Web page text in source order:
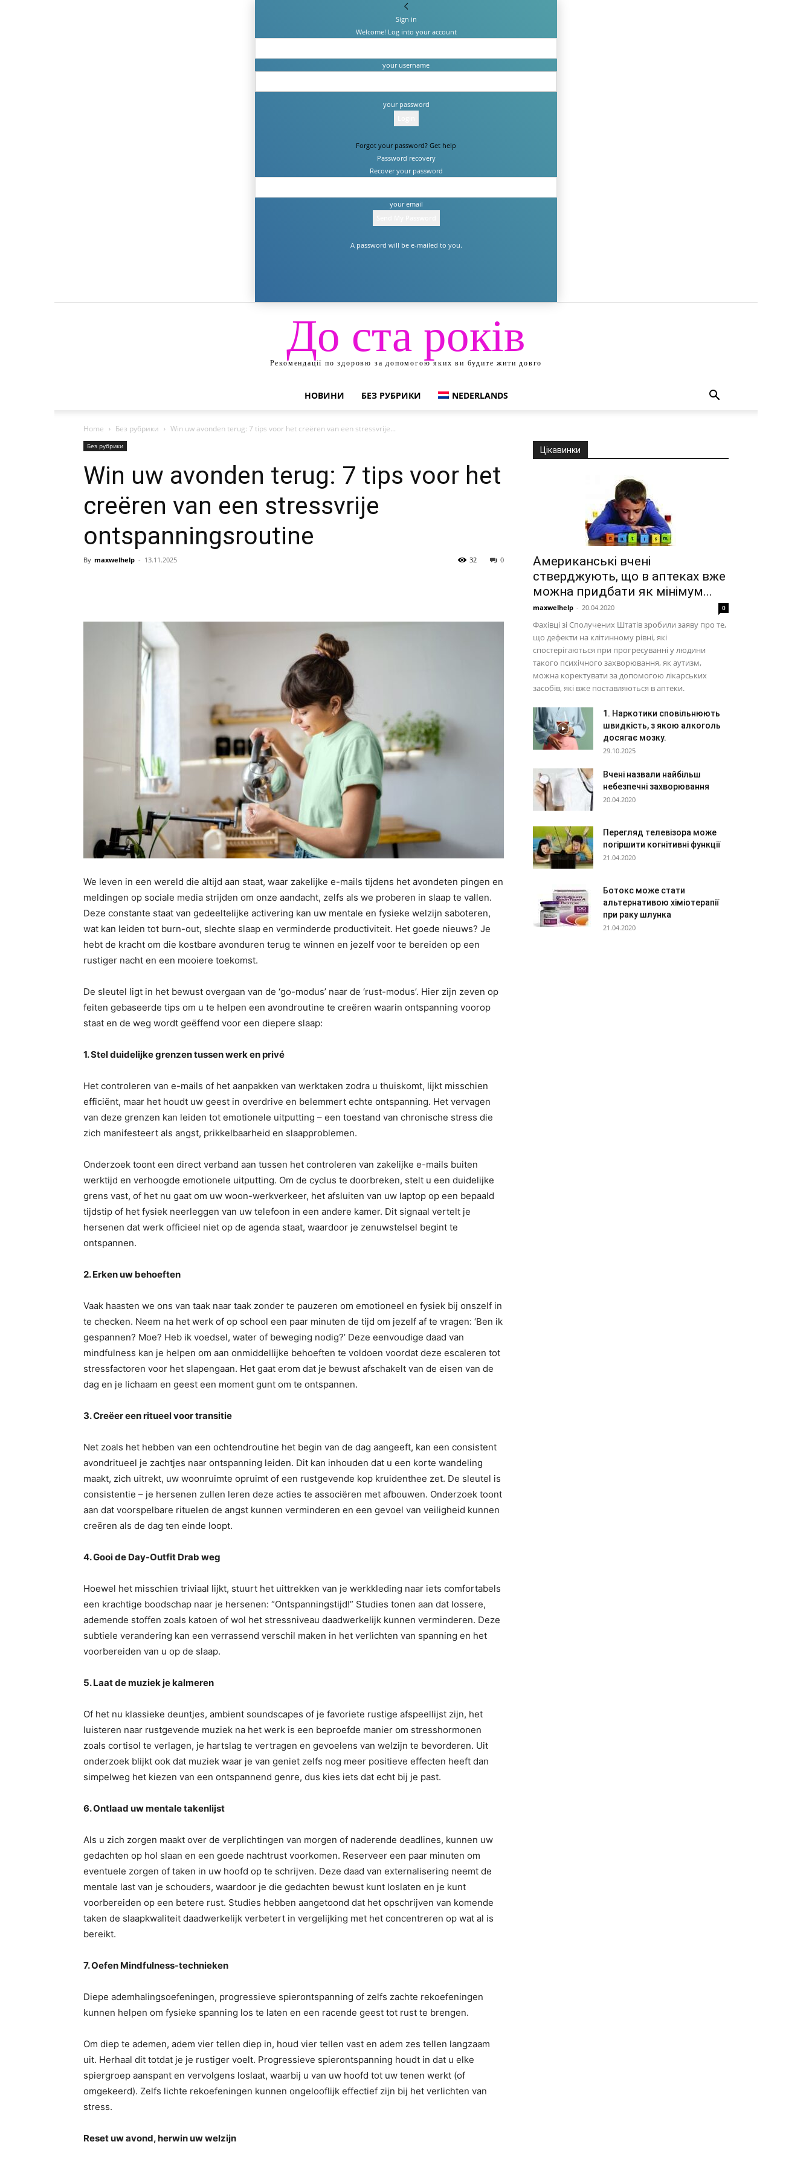
Sign in
Welcome! Log into your account
your username
your password
Forgot your password? Get help
Password recovery
Recover your password
your email
A password will be e-mailed to you.
До ста років
Рекомендації по здоровю за допомогою яких ви будите жити довго
НОВИНИ БЕЗ РУБРИКИ NEDERLANDS
Home Без рубрики Win uw avonden terug: 7 tips voor het creëren van een stressvrije...
Без рубрики
Win uw avonden terug: 7 tips voor het
creëren van een stressvrije
ontspanningsroutine
By maxwelhelp - 13.11.2025 0
32
We leven in een wereld die altijd aan staat, waar zakelijke e-mails tijdens het avondeten pingen en
meldingen op sociale media strijden om onze aandacht, zelfs als we proberen in slaap te vallen.
Deze constante staat van gedeeltelijke activering kan uw mentale en fysieke welzijn saboteren,
wat kan leiden tot burn-out, slechte slaap en verminderde productiviteit. Het goede nieuws? Je
hebt de kracht om die kostbare avonduren terug te winnen en jezelf voor te bereiden op een
rustiger nacht en een mooiere toekomst.
De sleutel ligt in het bewust overgaan van de ‘go-modus’ naar de ‘rust-modus’. Hier zijn zeven op
feiten gebaseerde tips om u te helpen een avondroutine te creëren waarin ontspanning voorop
staat en de weg wordt geëffend voor een diepere slaap:
1. Stel duidelijke grenzen tussen werk en privé
Het controleren van e-mails of het aanpakken van werktaken zodra u thuiskomt, lijkt misschien
efficiënt, maar het houdt uw geest in overdrive en belemmert echte ontspanning. Het vervagen
van deze grenzen kan leiden tot emotionele uitputting – een toestand van chronische stress die
zich manifesteert als angst, prikkelbaarheid en slaapproblemen.
Onderzoek toont een direct verband aan tussen het controleren van zakelijke e-mails buiten
werktijd en verhoogde emotionele uitputting. Om de cyclus te doorbreken, stelt u een duidelijke
grens vast, of het nu gaat om uw woon-werkverkeer, het afsluiten van uw laptop op een bepaald
tijdstip of het fysiek neerleggen van uw telefoon in een andere kamer. Dit signaal vertelt je
hersenen dat werk officieel niet op de agenda staat, waardoor je zenuwstelsel begint te
ontspannen.
2. Erken uw behoeften
Vaak haasten we ons van taak naar taak zonder te pauzeren om emotioneel en fysiek bij onszelf in
te checken. Neem na het werk of op school een paar minuten de tijd om jezelf af te vragen: ‘Ben ik
gespannen? Moe? Heb ik voedsel, water of beweging nodig?’ Deze eenvoudige daad van
mindfulness kan je helpen om aan onmiddellijke behoeften te voldoen voordat deze escaleren tot
stressfactoren voor het slapengaan. Het gaat erom dat je bewust afschakelt van de eisen van de
dag en je lichaam en geest een moment gunt om te ontspannen.
3. Creëer een ritueel voor transitie
Net zoals het hebben van een ochtendroutine het begin van de dag aangeeft, kan een consistent
avondritueel je zachtjes naar ontspanning leiden. Dit kan inhouden dat u een korte wandeling
maakt, zich uitrekt, uw woonruimte opruimt of een rustgevende kop kruidenthee zet. De sleutel is
consistentie – je hersenen zullen leren deze acties te associëren met afbouwen. Onderzoek toont
aan dat voorspelbare rituelen de angst kunnen verminderen en een gevoel van veiligheid kunnen
creëren als de dag ten einde loopt.
4. Gooi de Day-Outfit Drab weg
Hoewel het misschien triviaal lijkt, stuurt het uittrekken van je werkkleding naar iets comfortabels
een krachtige boodschap naar je hersenen: “Ontspanningstijd!” Studies tonen aan dat lossere,
ademende stoffen zoals katoen of wol het stressniveau daadwerkelijk kunnen verminderen. Deze
subtiele verandering kan een verrassend verschil maken in het verlichten van spanning en het
voorbereiden van u op de slaap.
5. Laat de muziek je kalmeren
Of het nu klassieke deuntjes, ambient soundscapes of je favoriete rustige afspeellijst zijn, het
luisteren naar rustgevende muziek na het werk is een beproefde manier om stresshormonen
zoals cortisol te verlagen, je hartslag te vertragen en gevoelens van welzijn te bevorderen. Uit
onderzoek blijkt ook dat muziek waar je van geniet zelfs nog meer positieve effecten heeft dan
simpelweg het kiezen van een ontspannend genre, dus kies iets dat echt bij je past.
6. Ontlaad uw mentale takenlijst
Als u zich zorgen maakt over de verplichtingen van morgen of naderende deadlines, kunnen uw
gedachten op hol slaan en een goede nachtrust voorkomen. Reserveer een paar minuten om
eventuele zorgen of taken in uw hoofd op te schrijven. Deze daad van externalisering neemt de
mentale last van je schouders, waardoor je die gedachten bewust kunt loslaten en je kunt
voorbereiden op een betere rust. Studies hebben aangetoond dat het opschrijven van komende
taken de slaapkwaliteit daadwerkelijk verbetert in vergelijking met het concentreren op wat al is
bereikt.
7. Oefen Mindfulness-technieken
Diepe ademhalingsoefeningen, progressieve spierontspanning of zelfs zachte rekoefeningen
kunnen helpen om fysieke spanning los te laten en een racende geest tot rust te brengen.
Om diep te ademen, adem vier tellen diep in, houd vier tellen vast en adem zes tellen langzaam
uit. Herhaal dit totdat je je rustiger voelt. Progressieve spierontspanning houdt in dat u elke
spiergroep aanspant en vervolgens loslaat, waarbij u van uw hoofd tot uw tenen werkt (of
omgekeerd). Zelfs lichte rekoefeningen kunnen ongelooflijk effectief zijn bij het verlichten van
stress.
Reset uw avond, herwin uw welzijn
Цікавинки
Американські вчені
стверджують, що в аптеках вже
можна придбати як мінімум...
maxwelhelp - 20.04.2020 0
Фахівці зі Сполучених Штатів зробили заяву про те,
що дефекти на клітинному рівні, які
спостерігаються при прогресуванні у людини
такого психічного захворювання, як аутизм,
можна коректувати за допомогою лікарських
засобів, які вже поставляються в аптеки.
1. Наркотики сповільнюють
швидкість, з якою алкоголь
досягає мозку.
29.10.2025
Вчені назвали найбільш
небезпечні захворювання
20.04.2020
Перегляд телевізора може
погіршити когнітивні функції
21.04.2020
Ботокс може стати
альтернативою хіміотерапії
при раку шлунка
21.04.2020